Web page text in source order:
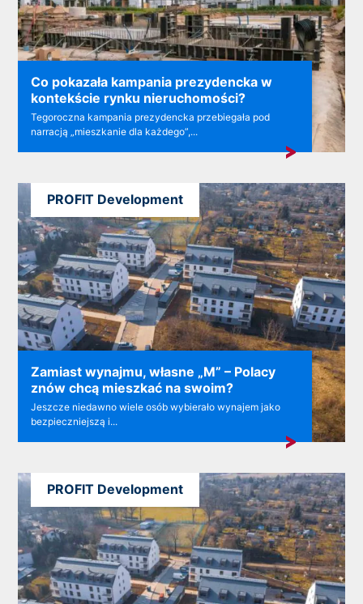
Co pokazała kampania prezydencka w
kontekście rynku nieruchomości?
Tegoroczna kampania prezydencka przebiegała pod
narracją „mieszkanie dla każdego”,...
Zamiast wynajmu, własne „M” – Polacy
znów chcą mieszkać na swoim?
Jeszcze niedawno wiele osób wybierało wynajem jako
bezpieczniejszą i...
PROFIT Development
PROFIT Development